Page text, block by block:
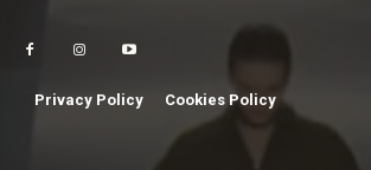
Privacy Policy Cookies Policy